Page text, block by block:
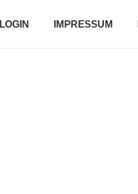
LOGIN IMPRESSUM